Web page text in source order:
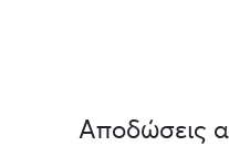
Αποδώσεις